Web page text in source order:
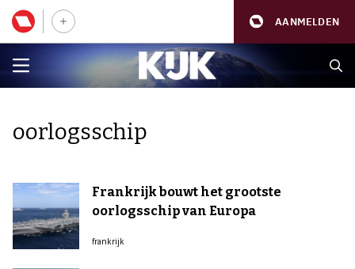
AANMELDEN
oorlogsschip
Frankrijk bouwt het grootste
oorlogsschip van Europa
frankrijk